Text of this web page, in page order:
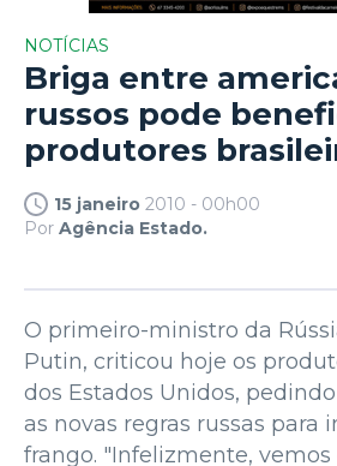
NOTÍCIAS
Briga entre
russos pode
produtores
15 janeiro 2010 - 00h00
Por Agência Estado.
O primeiro-ministro da
Putin, criticou hoje os
dos Estados Unidos,
as novas regras russas para
frango. "Infelizmente,